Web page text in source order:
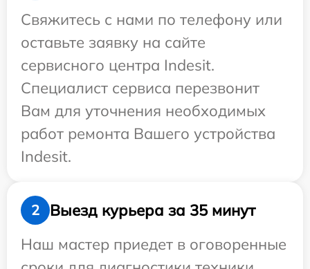
Свяжитесь с нами по телефону или
оставьте заявку на сайте
сервисного центра Indesit.
Специалист сервиса перезвонит
Вам для уточнения необходимых
работ ремонта Вашего устройства
Indesit.
2
Выезд курьера за 35 минут
Наш мастер приедет в оговоренные